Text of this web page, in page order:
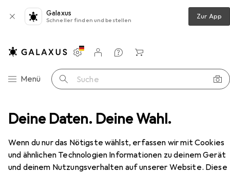
Deine Daten. Deine Wahl.
Wenn du nur das Nötigste wählst, erfassen wir mit Cookies
und ähnlichen Technologien Informationen zu deinem Gerät
und deinem Nutzungsverhalten auf unserer Website. Diese
Galaxus
Schneller finden und bestellen Zur App
Navigation nach Kategorien
Menü Suche
Einstellungen
Kundenkonto
Vergleichslisten
Merklisten
Warenkorb
Halsband + Leine Nobby Leine Mesh Preno
EUR
12,77 bei 2 Stück
NobbyLeine Mesh Preno
L, XL, Hund, Allgemein